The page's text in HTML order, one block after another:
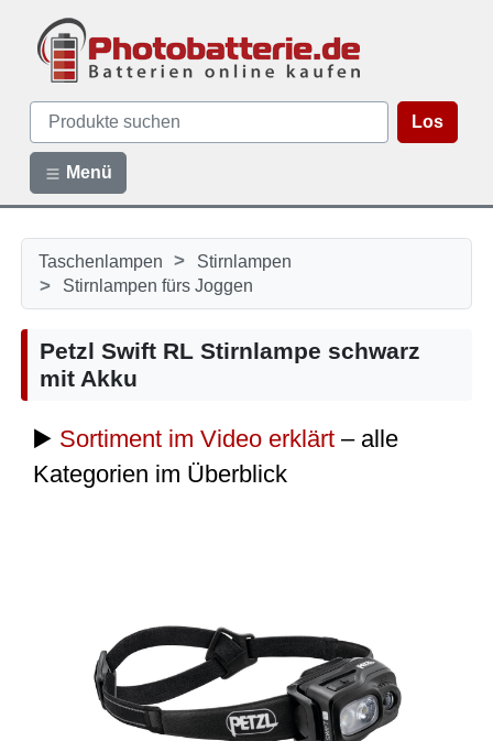
Los
Menü
Taschenlampen > Stirnlampen
> Stirnlampen fürs Joggen
Petzl Swift RL Stirnlampe schwarz
mit Akku
▶️ Sortiment im Video erklärt – alle
Kategorien im Überblick